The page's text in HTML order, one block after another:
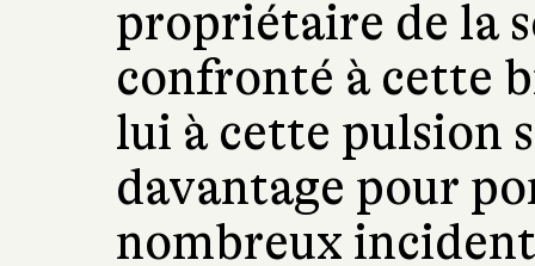
propriétaire de la
confronté à cette
lui à cette pulsion
davantage pour
nombreux